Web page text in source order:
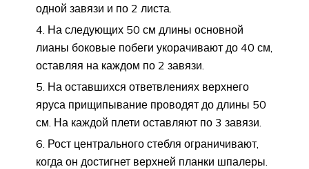
одной завязи и по 2 листа.
На следующих 50 см длины основной
лианы боковые побеги укорачивают до 40 см,
оставляя на каждом по 2 завязи.
На оставшихся ответвлениях верхнего
яруса прищипывание проводят до длины 50
см. На каждой плети оставляют по 3 завязи.
Рост центрального стебля ограничивают,
когда он достигнет верхней планки шпалеры.